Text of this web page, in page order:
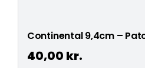
Continental 9,4cm –
40,00 kr.